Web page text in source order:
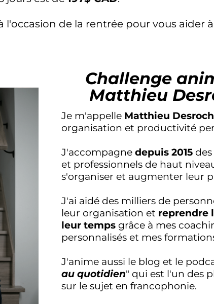
l'occasion de la rentrée pour vous aider
Challenge
Matthieu
Je m'appelle Matthieu
organisation et productivité
J'accompagne depuis 2015des
et professionnels de haut
s'organiser et augmenter leur
J'ai aidé des milliers de
leur organisation et reprendre
leur temps grâce à mes
personnalisés et mes
J'anime aussi le blog et le
au quotidien" qui est l'un des
sur le sujet en francophonie.